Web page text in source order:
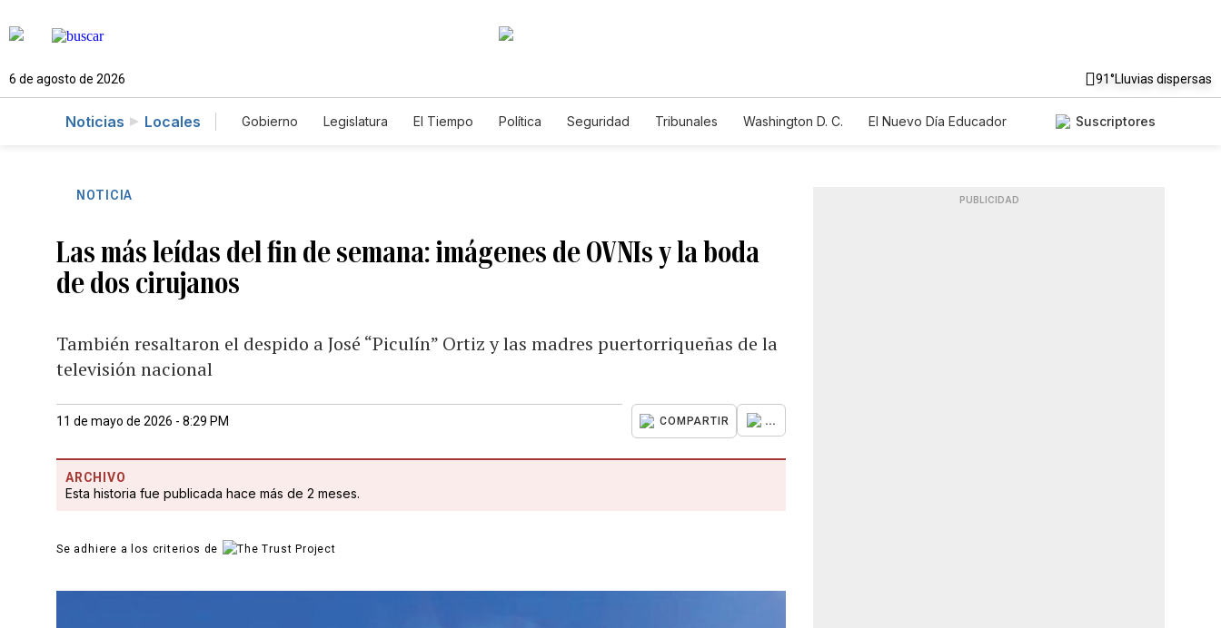
6 de agosto de 2026 91°Lluvias dispersas
Noticias Locales Gobierno Legislatura El Tiempo Política Seguridad Tribunales Washington D. C.
El Nuevo Día Educador
Suscriptores
NOTICIA
Las más leídas del fin de semana: imágenes de OVNIs y la boda
de dos cirujanos
También resaltaron el despido a José “Piculín” Ortiz y las madres puertorriqueñas de la
televisión nacional
11 de mayo de 2026 - 8:29 PM COMPARTIR ...
ARCHIVO
Esta historia fue publicada hace más de 2 meses.
Se adhiere a los criterios de
PUBLICIDAD